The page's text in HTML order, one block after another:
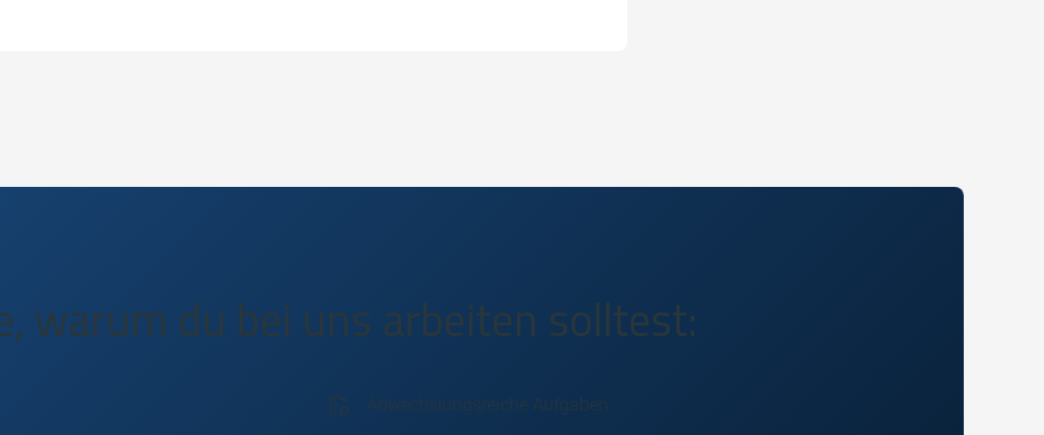
warum du bei uns arbeiten solltest:
Abwechslungsreiche Aufgaben